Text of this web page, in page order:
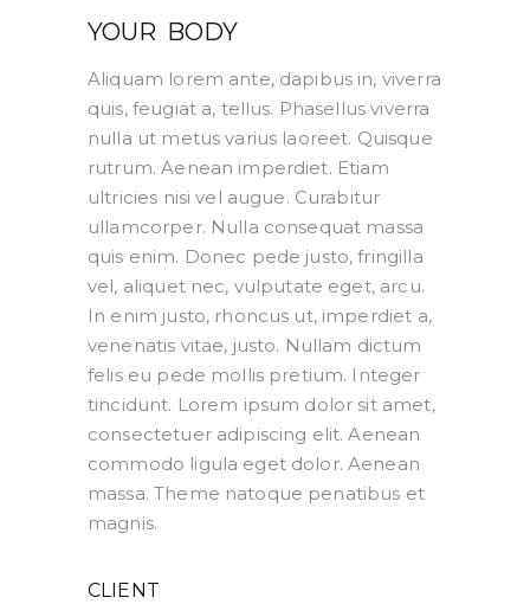
YOUR BODY
Aliquam lorem ante, dapibus in, viverra
quis, feugiat a, tellus. Phasellus viverra
nulla ut metus varius laoreet. Quisque
rutrum. Aenean imperdiet. Etiam
ultricies nisi vel augue. Curabitur
ullamcorper. Nulla consequat massa
quis enim. Donec pede justo, fringilla
vel, aliquet nec, vulputate eget, arcu.
In enim justo, rhoncus ut, imperdiet a,
venenatis vitae, justo. Nullam dictum
felis eu pede mollis pretium. Integer
tincidunt. Lorem ipsum dolor sit amet,
consectetuer adipiscing elit. Aenean
commodo ligula eget dolor. Aenean
massa. Theme natoque penatibus et
magnis.
CLIENT